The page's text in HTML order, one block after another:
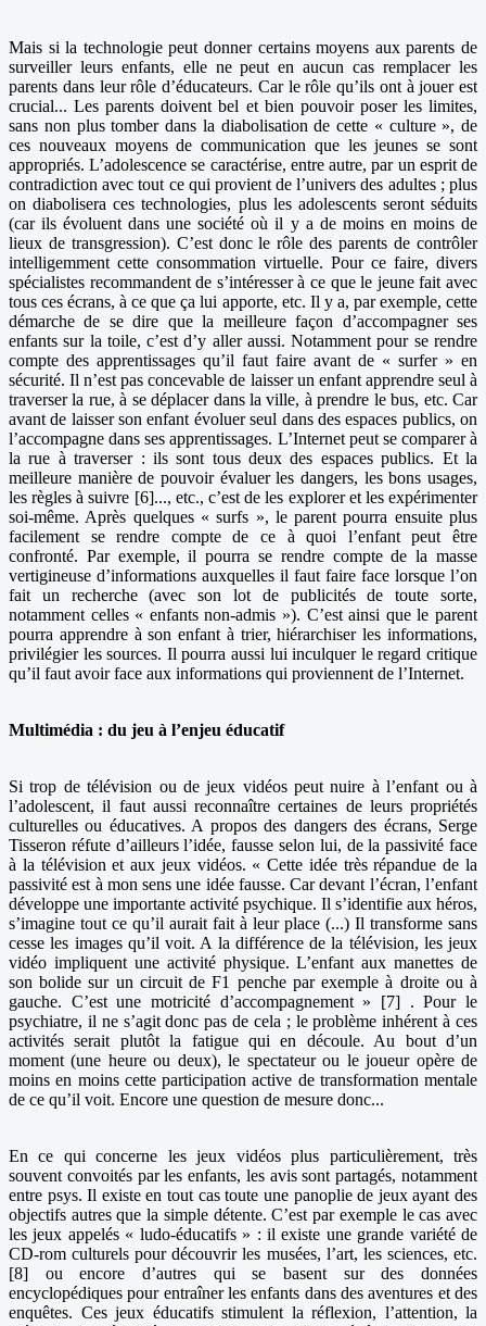
Mais si la technologie peut donner certains moyens aux parents de
surveiller leurs enfants, elle ne peut en aucun cas remplacer les
parents dans leur rôle d’éducateurs. Car le rôle qu’ils ont à jouer est
crucial... Les parents doivent bel et bien pouvoir poser les limites,
sans non plus tomber dans la diabolisation de cette « culture », de
ces nouveaux moyens de communication que les jeunes se sont
appropriés. L’adolescence se caractérise, entre autre, par un esprit de
contradiction avec tout ce qui provient de l’univers des adultes ; plus
on diabolisera ces technologies, plus les adolescents seront séduits
(car ils évoluent dans une société où il y a de moins en moins de
lieux de transgression). C’est donc le rôle des parents de contrôler
intelligemment cette consommation virtuelle. Pour ce faire, divers
spécialistes recommandent de s’intéresser à ce que le jeune fait avec
tous ces écrans, à ce que ça lui apporte, etc. Il y a, par exemple, cette
démarche de se dire que la meilleure façon d’accompagner ses
enfants sur la toile, c’est d’y aller aussi. Notamment pour se rendre
compte des apprentissages qu’il faut faire avant de « surfer » en
sécurité. Il n’est pas concevable de laisser un enfant apprendre seul à
traverser la rue, à se déplacer dans la ville, à prendre le bus, etc. Car
avant de laisser son enfant évoluer seul dans des espaces publics, on
l’accompagne dans ses apprentissages. L’Internet peut se comparer à
la rue à traverser : ils sont tous deux des espaces publics. Et la
meilleure manière de pouvoir évaluer les dangers, les bons usages,
les règles à suivre [6]..., etc., c’est de les explorer et les expérimenter
soi-même. Après quelques « surfs », le parent pourra ensuite plus
facilement se rendre compte de ce à quoi l’enfant peut être
confronté. Par exemple, il pourra se rendre compte de la masse
vertigineuse d’informations auxquelles il faut faire face lorsque l’on
fait un recherche (avec son lot de publicités de toute sorte,
notamment celles « enfants non-admis »). C’est ainsi que le parent
pourra apprendre à son enfant à trier, hiérarchiser les informations,
privilégier les sources. Il pourra aussi lui inculquer le regard critique
qu’il faut avoir face aux informations qui proviennent de l’Internet.
Multimédia : du jeu à l’enjeu éducatif
Si trop de télévision ou de jeux vidéos peut nuire à l’enfant ou à
l’adolescent, il faut aussi reconnaître certaines de leurs propriétés
culturelles ou éducatives. A propos des dangers des écrans, Serge
Tisseron réfute d’ailleurs l’idée, fausse selon lui, de la passivité face
à la télévision et aux jeux vidéos. « Cette idée très répandue de la
passivité est à mon sens une idée fausse. Car devant l’écran, l’enfant
développe une importante activité psychique. Il s’identifie aux héros,
s’imagine tout ce qu’il aurait fait à leur place (...) Il transforme sans
cesse les images qu’il voit. A la différence de la télévision, les jeux
vidéo impliquent une activité physique. L’enfant aux manettes de
son bolide sur un circuit de F1 penche par exemple à droite ou à
gauche. C’est une motricité d’accompagnement » [7] . Pour le
psychiatre, il ne s’agit donc pas de cela ; le problème inhérent à ces
activités serait plutôt la fatigue qui en découle. Au bout d’un
moment (une heure ou deux), le spectateur ou le joueur opère de
moins en moins cette participation active de transformation mentale
de ce qu’il voit. Encore une question de mesure donc...
En ce qui concerne les jeux vidéos plus particulièrement, très
souvent convoités par les enfants, les avis sont partagés, notamment
entre psys. Il existe en tout cas toute une panoplie de jeux ayant des
objectifs autres que la simple détente. C’est par exemple le cas avec
les jeux appelés « ludo-éducatifs » : il existe une grande variété de
CD-rom culturels pour découvrir les musées, l’art, les sciences, etc.
[8] ou encore d’autres qui se basent sur des données
encyclopédiques pour entraîner les enfants dans des aventures et des
enquêtes. Ces jeux éducatifs stimulent la réflexion, l’attention, la